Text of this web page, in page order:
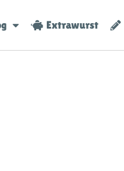
Extrawurst